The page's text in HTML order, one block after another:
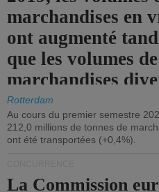
marchandises en
ont augmenté
que les volumes de
marchandises
ont diminué.
Rotterdam
Au cours du premier semestre
212,0 millions de tonnes de
ont été transportées (+0,4%).
La Commission